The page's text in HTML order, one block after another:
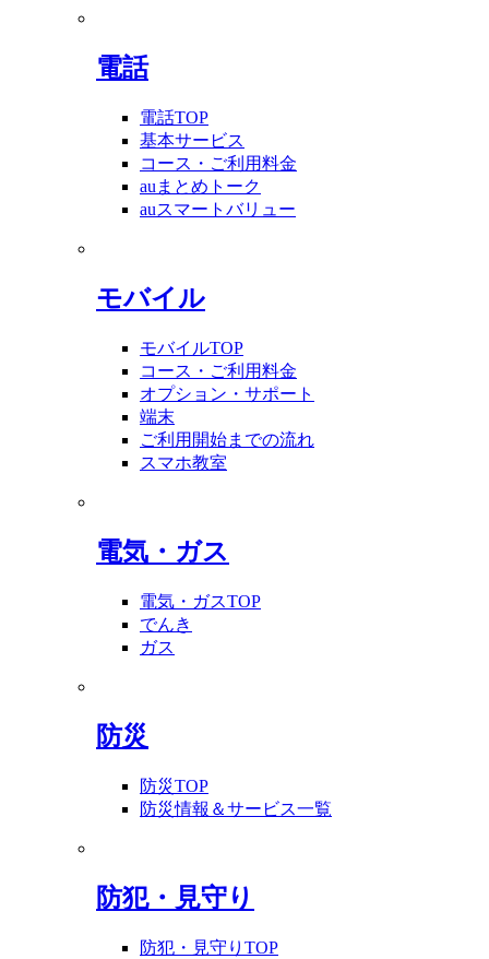
電話
電話TOP
基本サービス
コース・ご利用料金
auまとめトーク
auスマートバリュー
モバイル
モバイルTOP
コース・ご利用料金
オプション・サポート
端末
ご利用開始までの流れ
スマホ教室
電気・ガス
電気・ガスTOP
でんき
ガス
防災
防災TOP
防災情報＆サービス一覧
防犯・見守り
防犯・見守りTOP